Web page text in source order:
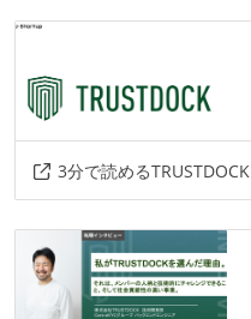
3分で読めるTRUSTDOCK